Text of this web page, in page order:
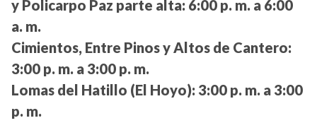
y Policarpo Paz parte alta: 6:00 p. m. a 6:00
a. m.
Cimientos, Entre Pinos y Altos de Cantero:
3:00 p. m. a 3:00 p. m.
Lomas del Hatillo (El Hoyo): 3:00 p. m. a 3:00
p. m.